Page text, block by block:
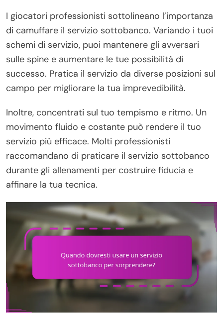
I giocatori professionisti sottolineano l’importanza
di camuffare il servizio sottobanco. Variando i tuoi
schemi di servizio, puoi mantenere gli avversari
sulle spine e aumentare le tue possibilità di
successo. Pratica il servizio da diverse posizioni sul
campo per migliorare la tua imprevedibilità.
Inoltre, concentrati sul tuo tempismo e ritmo. Un
movimento fluido e costante può rendere il tuo
servizio più efficace. Molti professionisti
raccomandano di praticare il servizio sottobanco
durante gli allenamenti per costruire fiducia e
affinare la tua tecnica.